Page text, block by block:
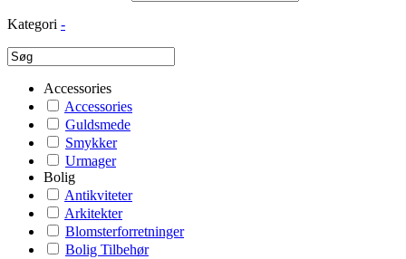
Kategori -
Accessories
Accessories
Guldsmede
Smykker
Urmager
Bolig
Antikviteter
Arkitekter
Blomsterforretninger
Bolig Tilbehør